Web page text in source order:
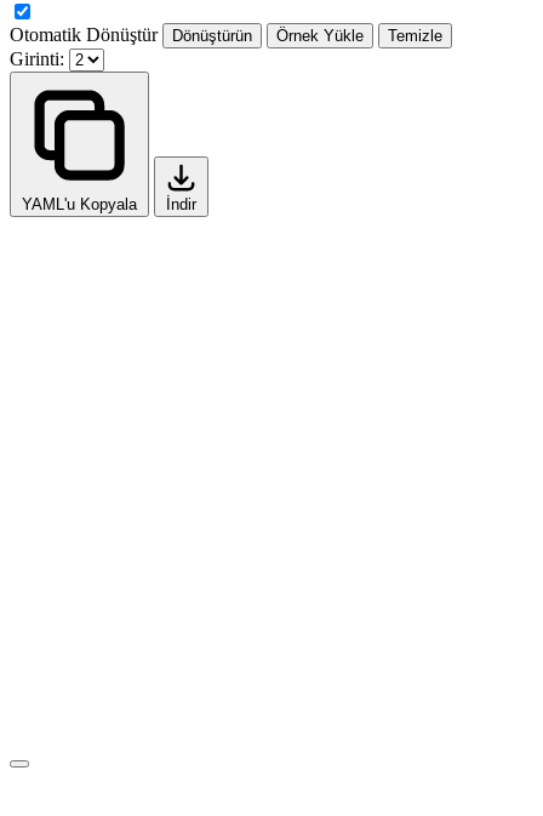
Otomatik Dönüştür Dönüştürün Örnek Yükle Temizle
Girinti:
YAML'u Kopyala İndir